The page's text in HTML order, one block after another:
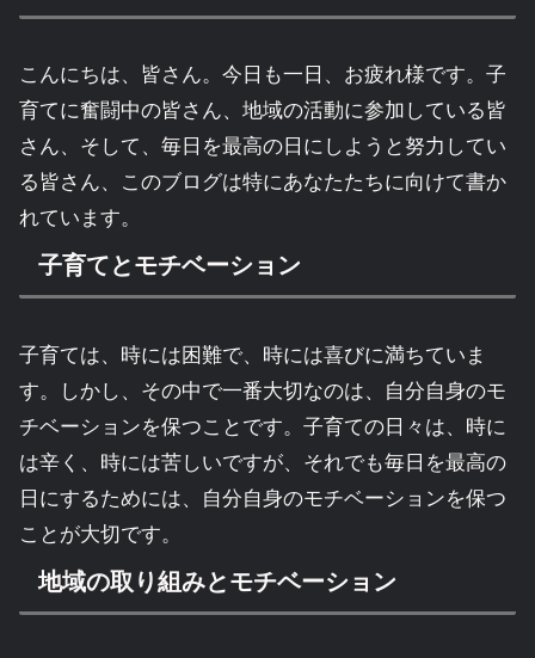
こんにちは、皆さん。今日も一日、お疲れ様です。子
育てに奮闘中の皆さん、地域の活動に参加している皆
さん、そして、毎日を最高の日にしようと努力してい
る皆さん、このブログは特にあなたたちに向けて書か
れています。
子育てとモチベーション
子育ては、時には困難で、時には喜びに満ちていま
す。しかし、その中で一番大切なのは、自分自身のモ
チベーションを保つことです。子育ての日々は、時に
は辛く、時には苦しいですが、それでも毎日を最高の
日にするためには、自分自身のモチベーションを保つ
ことが大切です。
地域の取り組みとモチベーション